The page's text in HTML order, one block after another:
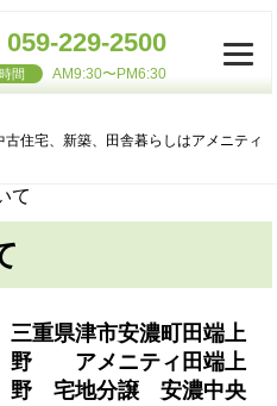
住宅、新築、田舎暮らしはアメニティ
059-229-2500
間 AM9:30〜PM6:30
て
三重県津市安濃町田端上
野 アメニティ田端上
野 宅地分譲 安濃中央